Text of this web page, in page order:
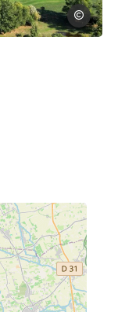
Hocquel A